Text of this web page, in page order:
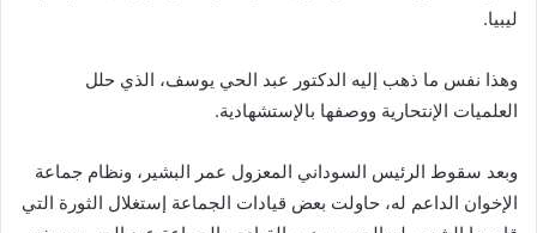
ليبيا.
وهذا نفس ما ذهب إليه الدكتور عبد الحي يوسف، الذي حلل
العلميات الإنتحارية ووصفها بالإستشهادية.
وبعد سقوط الرئيس السوداني المعزول عمر البشير، ونظام جماعة
الإخوان الداعم له، حاولت بعض قيادات الجماعة إستغلال الثورة التي